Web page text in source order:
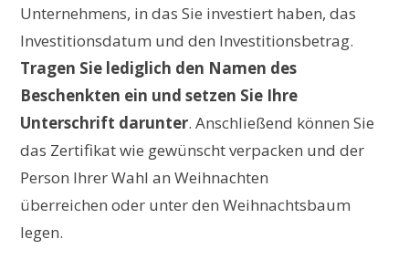
Unternehmens, in das Sie investiert haben, das
Investitionsdatum und den Investitionsbetrag.
Tragen Sie lediglich den Namen des
Beschenkten ein und setzen Sie Ihre
Unterschrift darunter. Anschließend können Sie
das Zertifikat wie gewünscht verpacken und der
Person Ihrer Wahl an Weihnachten
überreichen oder unter den Weihnachtsbaum
legen.